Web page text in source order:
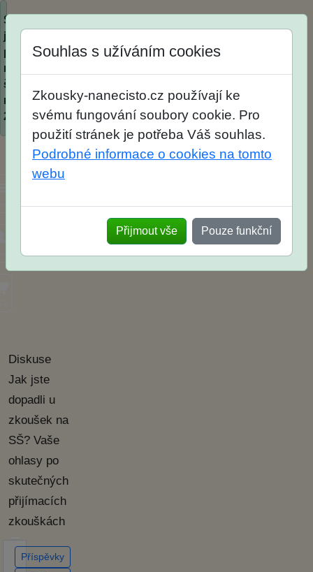
Spustili
jsme
přihlašování
na
školní
rok
2026/2027!
Diskuse
Jak jste
dopadli u
zkoušek na
SŠ? Vaše
ohlasy po
skutečných
přijímacích
zkouškách
Souhlas s užíváním cookies
Zkousky-nanecisto.cz používají ke
svému fungování soubory cookie. Pro
použití stránek je potřeba Váš souhlas.
Podrobné informace o cookies na tomto
webu
Přijmout vše Pouze funkční
Příspěvky